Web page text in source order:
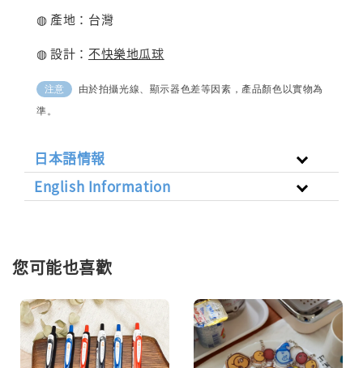
◍ 產地：台灣
◍ 設計： 不快樂地瓜球
注意
由於拍攝光線、顯示器色差等因素，產品顏色以實物為
準。
日本語情報
English Information
您可能也喜歡